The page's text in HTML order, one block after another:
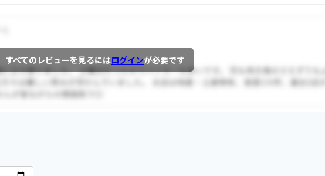
すべてのレビューを見るにはログインが必要です